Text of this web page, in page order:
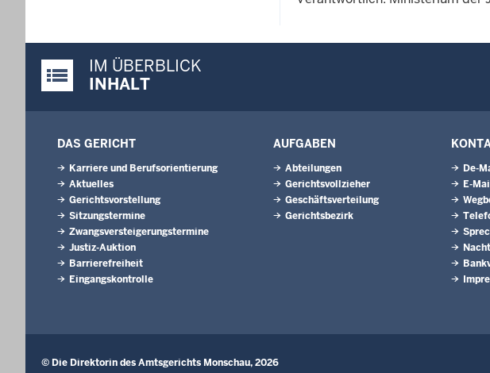
Justiz-Portal im Überblick:
IM ÜBERBLICK
INHALT
DAS GERICHT
Karriere und Berufsorientierung
Aktuelles
Gerichtsvorstellung
Sitzungstermine
Zwangsversteigerungs­termine
Justiz-Auktion
Barrierefreiheit
Eingangskontrolle
AUFGABEN
Abteilungen
Gerichtsvollzieher
Geschäftsverteilung
Gerichtsbezirk
De-
E-
© Die Direktorin des Amtsgerichts Monschau, 2026